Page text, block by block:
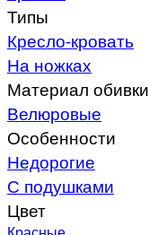
Типы
Кресло-кровать
На ножках
Материал обивки
Велюровые
Особенности
Недорогие
С подушками
Цвет